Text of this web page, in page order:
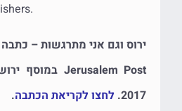
ירוס וגם אני מתרגשות –
2017. לחצו לקריאת הכתבה.